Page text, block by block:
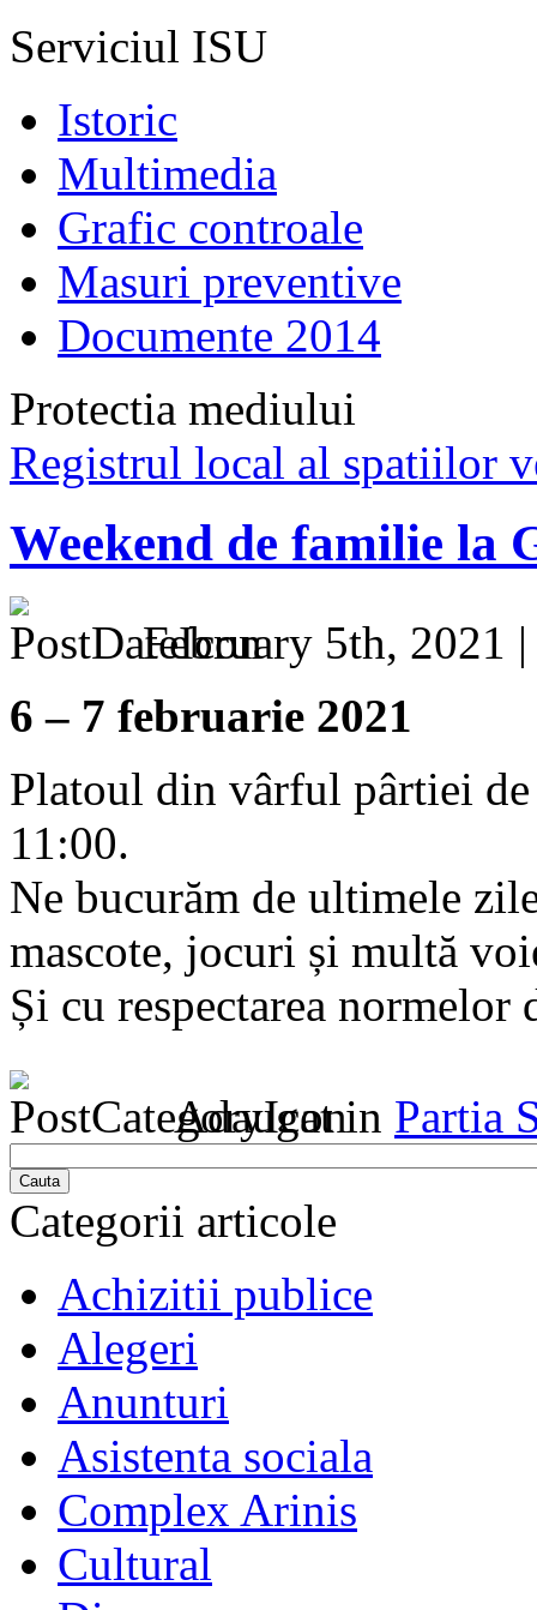
Serviciul ISU
Istoric
Multimedia
Grafic controale
Masuri preventive
Documente 2014
Protectia mediului
Registrul local al spatiilor
Weekend de familie la
February 5th, 2021
6 – 7 februarie 2021
Platoul din vârful pârtiei
11:00.
Ne bucurăm de ultimele
mascote, jocuri și multă
Și cu respectarea
Adaugat in Partia
Cauta
Categorii articole
Achizitii publice
Alegeri
Anunturi
Asistenta sociala
Complex Arinis
Cultural